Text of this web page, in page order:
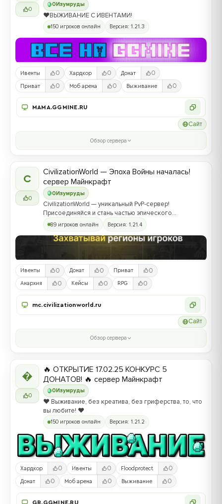
0
0 Изумруды
❤️ВЫЖИВАНИЕ С ИВЕНТАМИ!
150 игроков онлайн Версия: 1.21.3
Ивенты 0 Хардкор 0 Донат 0
Приват 0 Моб арена 0 Выживание 0
MAMA.GGMINE.RU
Сайт
Обзор сервера
C
0
0Изумруды
CivilizationWorld — Эпоха Войны началась!
сервер Майнкрафт
CivilizationWorld — уникальный PvP-сервер!
Присоединяйся и стань частью эпического
противостояния между Альвами и Йотунами!
89 игроков онлайн Версия: 1.21.4
Ивенты 0 Донат 0 Приват 0
Анархия 0 Кейсы 0 RPG 0
mc.civilizationworld.ru
Сайт
Обзор сервера

0
0 Изумруды
🔥 ОТКРЫТИЕ 17.02.25 КОНКУРС 5
ДОНАТОВ! 🔥 сервер Майнкрафт
❤️ Выживание, без креатива, без гриферства, то, что
вы любите! ❤️
150 игроков онлайн Версия: 1.21.2
Хардкор 0 Ивенты 0 Floodprotect 0
Донат 0 Моб арена 0 Выживание 0
GR.GGMINE.RU